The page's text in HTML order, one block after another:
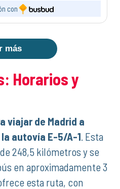
con
más
Horarios y
viajar de Madrid a
autovía E-5/A-1 . Esta
248,5 kilómetros y se
en aproximadamente 3
esta ruta, con